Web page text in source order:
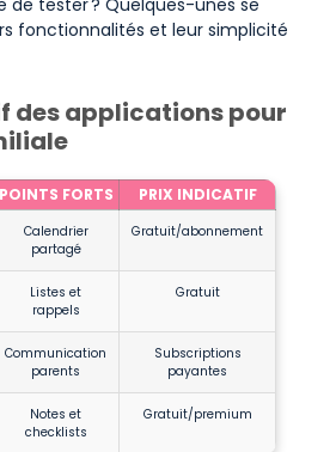
fonctionnalités et leur simplicité
des applications pour
POINTS FORTS PRIX INDICATIF
Calendrier
partagé
Gratuit/abonnement
Listes et
rappels
Gratuit
Communication
parents
Subscriptions
payantes
Notes et
checklists
Gratuit/premium